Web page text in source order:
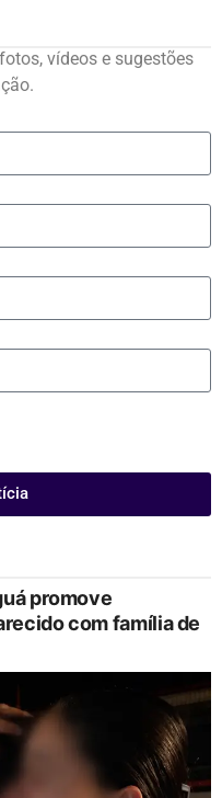
vídeos e sugestões
promove
com família de